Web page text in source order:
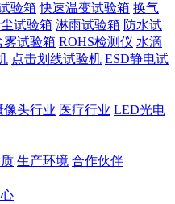
验箱 快速温变试验箱 换气
试验箱 淋雨试验箱 防水试
雾试验箱 ROHS检测仪 水滴
点击划线试验机 ESD静电试
像头行业 医疗行业 LED光电
生产环境 合作伙伴